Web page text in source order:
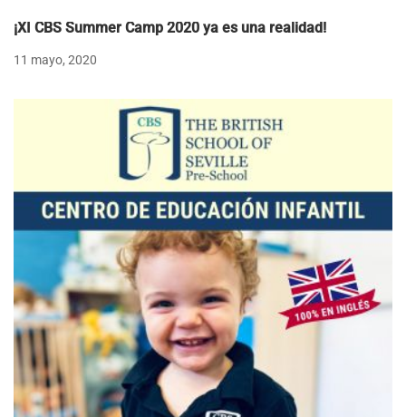
¡XI CBS Summer Camp 2020 ya es una realidad!
11 mayo, 2020